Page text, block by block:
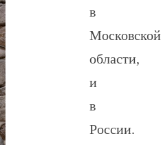
в
Московской
области,
и
в
России.